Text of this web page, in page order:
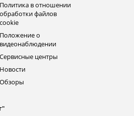
Политика в отношении
обработки файлов
cookie
Положение о
видеонаблюдении
Сервисные центры
Новости
Обзоры